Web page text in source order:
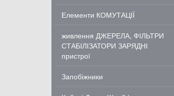
Елементи КОМУТАЦІЇ
живлення ДЖЕРЕЛА, ФІЛЬТРИ
СТАБІЛІЗАТОРИ ЗАРЯДНІ
пристрої
Запобіжники